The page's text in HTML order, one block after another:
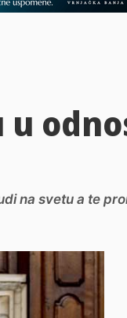
na svetu a te